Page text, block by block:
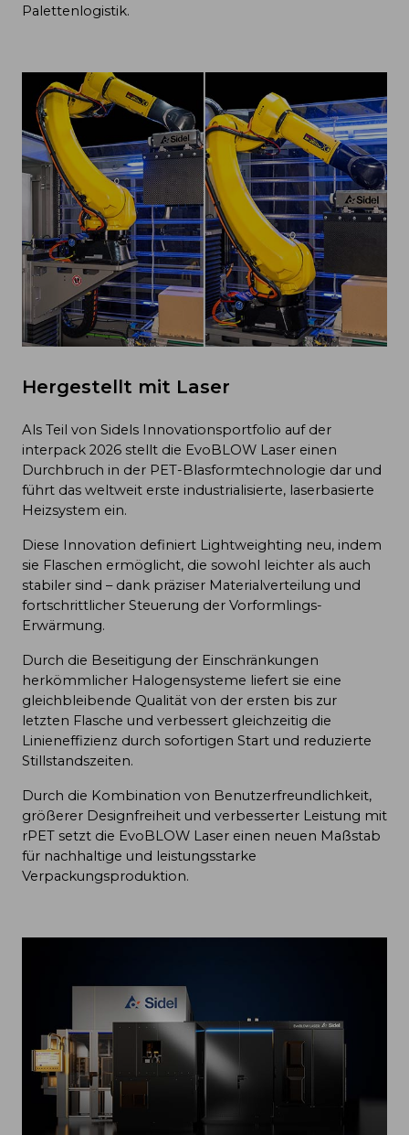
Palettenlogistik.
Hergestellt mit Laser
Als Teil von Sidels Innovationsportfolio auf der
interpack 2026 stellt die EvoBLOW Laser einen
Durchbruch in der PET-Blasformtechnologie dar und
führt das weltweit erste industrialisierte, laserbasierte
Heizsystem ein.
Diese Innovation definiert Lightweighting neu, indem
sie Flaschen ermöglicht, die sowohl leichter als auch
stabiler sind – dank präziser Materialverteilung und
fortschrittlicher Steuerung der Vorformlings-
Erwärmung.
Durch die Beseitigung der Einschränkungen
herkömmlicher Halogensysteme liefert sie eine
gleichbleibende Qualität von der ersten bis zur
letzten Flasche und verbessert gleichzeitig die
Linieneffizienz durch sofortigen Start und reduzierte
Stillstandszeiten.
Durch die Kombination von Benutzerfreundlichkeit,
größerer Designfreiheit und verbesserter Leistung mit
rPET setzt die EvoBLOW Laser einen neuen Maßstab
für nachhaltige und leistungsstarke
Verpackungsproduktion.